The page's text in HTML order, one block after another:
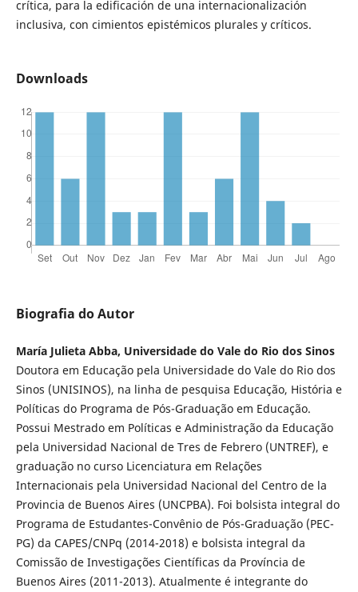
crítica, para la edificación de una internacionalización
inclusiva, con cimientos epistémicos plurales y críticos.
Downloads
Biografia do Autor
María Julieta Abba, Universidade do Vale do Rio dos Sinos
Doutora em Educação pela Universidade do Vale do Rio dos
Sinos (UNISINOS), na linha de pesquisa Educação, História e
Políticas do Programa de Pós-Graduação em Educação.
Possui Mestrado em Políticas e Administração da Educação
pela Universidad Nacional de Tres de Febrero (UNTREF), e
graduação no curso Licenciatura em Relações
Internacionais pela Universidad Nacional del Centro de la
Provincia de Buenos Aires (UNCPBA). Foi bolsista integral do
Programa de Estudantes-Convênio de Pós-Graduação (PEC-
PG) da CAPES/CNPq (2014-2018) e bolsista integral da
Comissão de Investigações Científicas da Província de
Buenos Aires (2011-2013). Atualmente é integrante do